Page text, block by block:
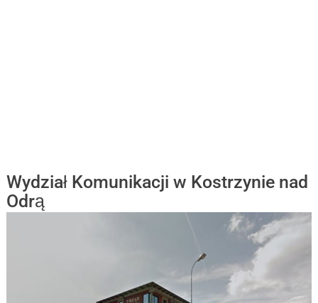
Wydział Komunikacji w Kostrzynie nad
Odrą